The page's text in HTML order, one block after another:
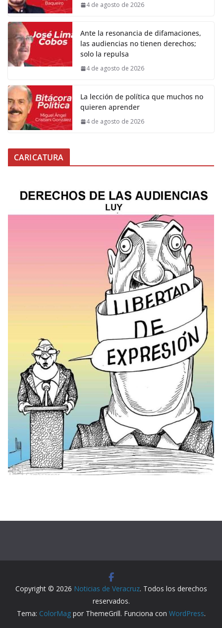
4 de agosto de 2026
Ante la resonancia de difamaciones,
las audiencias no tienen derechos;
solo la repulsa
4 de agosto de 2026
La lección de política que muchos no
quieren aprender
4 de agosto de 2026
CARICATURA
Copyright © 2026 Noticias de Veracruz. Todos los derechos
reservados.
Tema: ColorMagpor ThemeGrill. Funciona con WordPress.